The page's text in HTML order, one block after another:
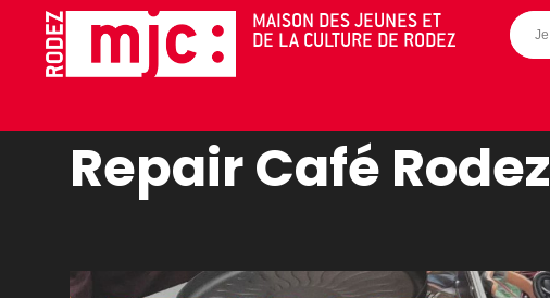
MAISON DES JEUNES ET
DE LA CULTURE DE RODEZ
AGENDA
Repair Café Rodez
Cookies management panel